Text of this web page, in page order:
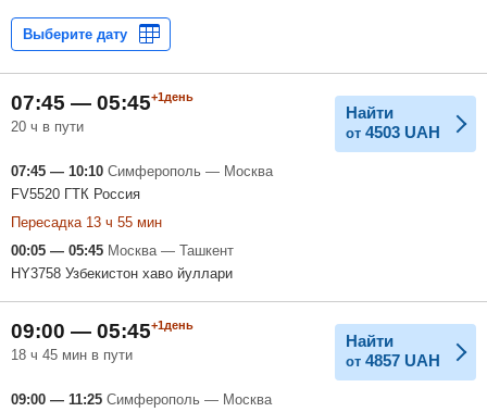
07:45 — 05:45+1день
20 ч в пути
Найти
от 4503 UAH
07:45 — 10:10 Симферополь — Москва
FV5520 ГТК Россия
Пересадка 13 ч 55 мин
00:05 — 05:45 Москва — Ташкент
HY3758 Узбекистон хаво йуллари
09:00 — 05:45+1день
18 ч 45 мин в пути
Найти
от 4857 UAH
09:00 — 11:25 Симферополь — Москва